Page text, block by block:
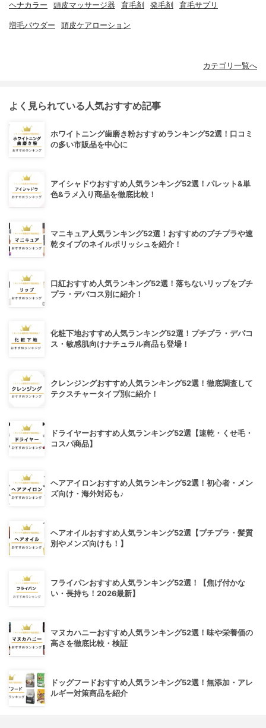
ヘナカラー 頭皮マッサージ器 育毛剤 発毛剤 育毛サプリ
増毛パウダー 頭皮ケアローション
カテゴリ一覧へ
よく見られている人気おすすめ記事
ホワイトニング歯磨き粉おすすめランキング52選！口コミ
の多い市販品を中心に
アイシャドウおすすめ人気ランキング52選！パレット&単
色&ラメ入り商品を徹底比較！
マニキュア人気ランキング52選！おすすめのプチプラや速
乾タイプのネイルポリッシュを紹介！
口紅おすすめ人気ランキング52選！落ちないリップをプチ
プラ・デパコス別に紹介！
化粧下地おすすめ人気ランキング52選！プチプラ・デパコ
ス・敏感肌向けナチュラル商品も登場！
クレンジングおすすめ人気ランキング52選！徹底調査して
テクスチャータイプ別に紹介！
ドライヤーおすすめ人気ランキング52選【速乾・くせ毛・
コスパ商品】
ヘアアイロンおすすめ人気ランキング52選！初心者・メン
ズ向け・海外対応も♪
ヘアオイルおすすめ人気ランキング52選【プチプラ・髪質
別やメンズ向けも！】
フライパンおすすめ人気ランキング52選！【焦げ付かな
い・長持ち！2026最新】
マヌカハニーおすすめ人気ランキング52選！味や栄養価の
高さを徹底比較・検証
ドッグフードおすすめ人気ランキング52選！無添加・アレ
ルギー対策商品を紹介